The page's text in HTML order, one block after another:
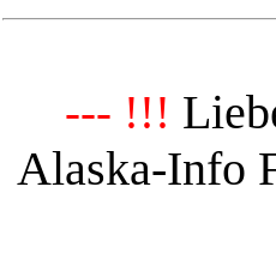
--- !!!
Alaska-Info